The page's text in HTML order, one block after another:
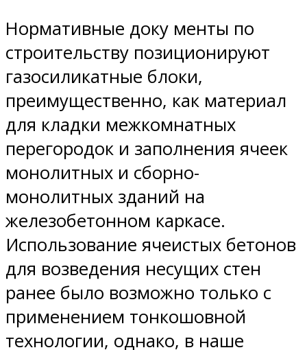
Нормативные доку менты по
строительству позиционируют
газосиликатные блоки,
преимущественно, как материал
для кладки межкомнатных
перегородок и заполнения ячеек
монолитных и сборно-
монолитных зданий на
железобетонном каркасе.
Использование ячеистых бетонов
для возведения несущих стен
ранее было возможно только с
применением тонкошовной
технологии, однако, в наше